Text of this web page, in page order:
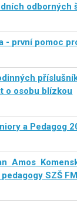
odborných
- první pomoc
o osobu blízkou
a Pedagog
Amos
SZŠ FM